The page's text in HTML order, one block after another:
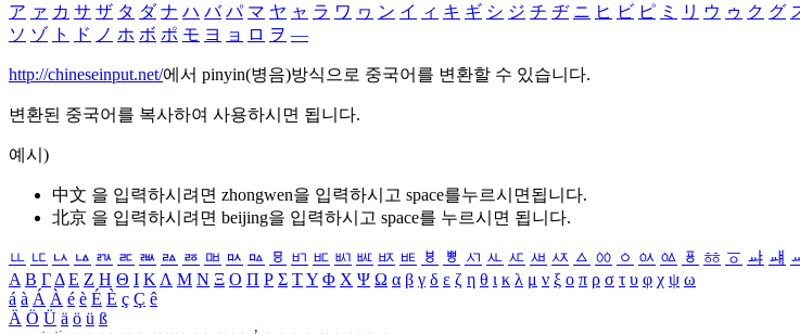
ア ァ カ サ ザ タ ダ ナ ハ バ パ マ ヤ ャ ラ ワ ヮ ン イ ィ キ ギ シ ジ チ ヂ ニ ヒ ビ ピ ミ リ ウ ゥ ク グ
ソ ゾ ト ド ノ ホ ボ ポ モ ヨ ョ ロ ヲ ―
http://chineseinput.net/에서 pinyin(병음)방식으로 중국어를 변환할 수 있습니다.
변환된 중국어를 복사하여 사용하시면 됩니다.
예시)
中文 을 입력하시려면 zhongwen을 입력하시고 space를누르시면됩니다.
北京 을 입력하시려면 beijing을 입력하시고 space를 누르시면 됩니다.
ㅥ ㅦ ㅧ ㅨ ㅩ ㅪ ㅫ ㅬ ㅭ ㅮ ㅯ ㅰ ㅱ ㅲ ㅳ ㅴ ㅵ ㅶ ㅷ ㅸ ㅹ ㅺ ㅻ ㅼ ㅽ ㅾ ㅿ ㆀ ㆁ ㆂ ㆃ ㆄ ㆅ ㆆ ㆇ ㆈ
Α Β ΓΔ Ε Ζ Η Θ Ι ΚΛ Μ Ν Ξ Ο Π Ρ Σ ΤΥ Φ Χ Ψ Ω α β γ δ ε ζ η θ ι κ λ μ ν ξ ο π ρ σ τ υ φ χ ψ ω
á à Á À é è É È ç Ç ê
Ä Ö Ü ä ö ü ß